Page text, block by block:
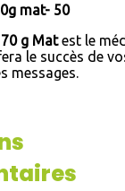
mat- 50
g Matest le
le succès de
messages.